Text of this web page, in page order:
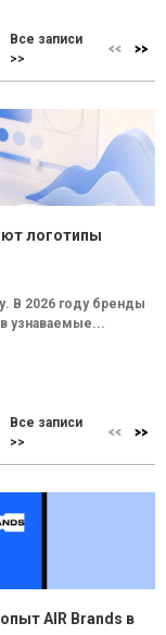
Все записи
>>
логотипы
В 2026 году бренды
узнаваемые...
Все записи
>>
AIR Brands в